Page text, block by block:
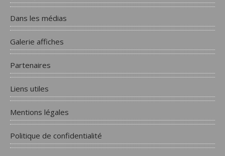
Dans les médias
Galerie affiches
Partenaires
Liens utiles
Mentions légales
Politique de confidentialité